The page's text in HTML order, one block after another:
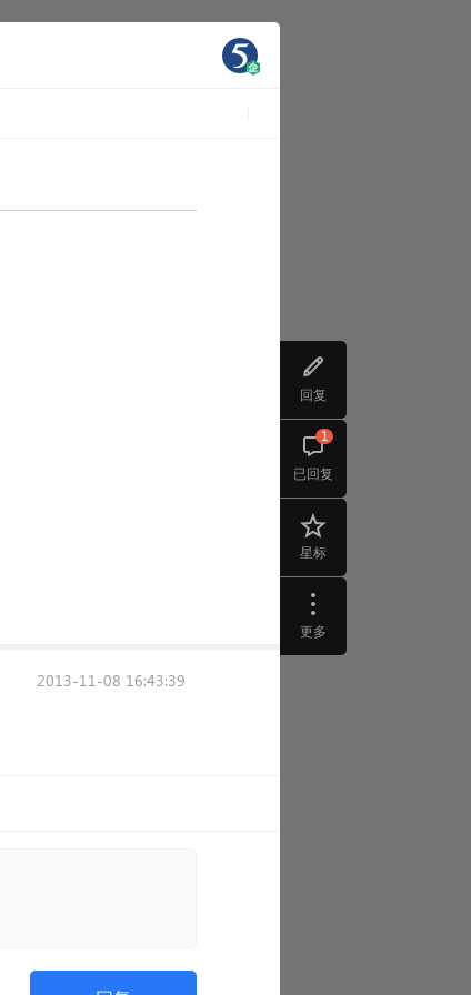
回复
已回复
1
星标
更多
2013-11-08 16:43:39